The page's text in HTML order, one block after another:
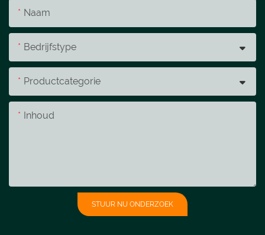
Naam
Bedrijfstype
Productcategorie
Inhoud
STUUR NU ONDERZOEK